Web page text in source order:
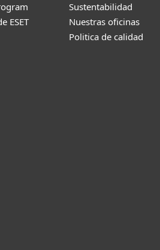
ESET
Sustentabilidad
Nuestras oficinas
Politica de calidad